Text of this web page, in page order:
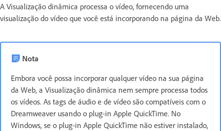
A Visualização dinâmica processa o vídeo, fornecendo uma
visualização do vídeo que você está incorporando na página da Web.
Nota
Embora você possa incorporar qualquer vídeo na sua página
da Web, a Visualização dinâmica nem sempre processa todos
os vídeos. As tags de áudio e de vídeo são compatíveis com o
Dreamweaver usando o plug-in Apple QuickTime. No
Windows, se o plug-in Apple QuickTime não estiver instalado,